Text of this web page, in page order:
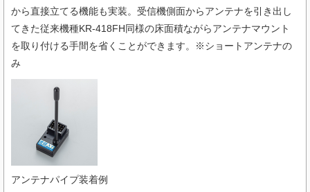
から直接立てる機能も実装。受信機側面からアンテナを引き出し
てきた従来機種KR-418FH同様の床面積ながらアンテナマウント
を取り付ける手間を省くことができます。※ショートアンテナの
み
アンテナパイプ装着例